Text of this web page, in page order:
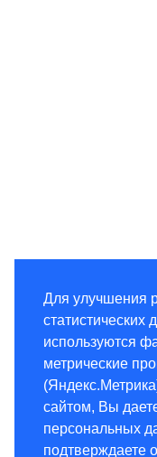
Для улучшения
статистических
используются
метрические
сайтом, Вы
персональных
подтверждаете